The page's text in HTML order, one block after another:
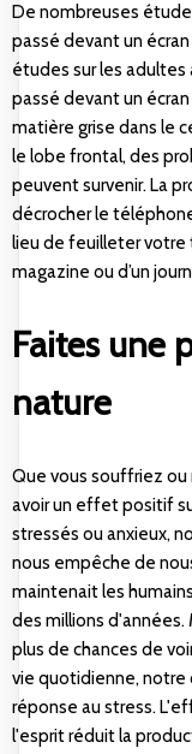
De nombreuses
passé devant un
études sur les
passé devant un
matière grise dans le
le lobe frontal, des
peuvent survenir. La
décrocher le
lieu de feuilleter votre
magazine ou d’un
Faites une
nature
Que vous souffriez
avoir un effet positif
stressés ou anxieux,
nous empêche de
maintenait les
des millions d'années.
plus de chances de
vie quotidienne, notre
réponse au stress.
l'esprit réduit la